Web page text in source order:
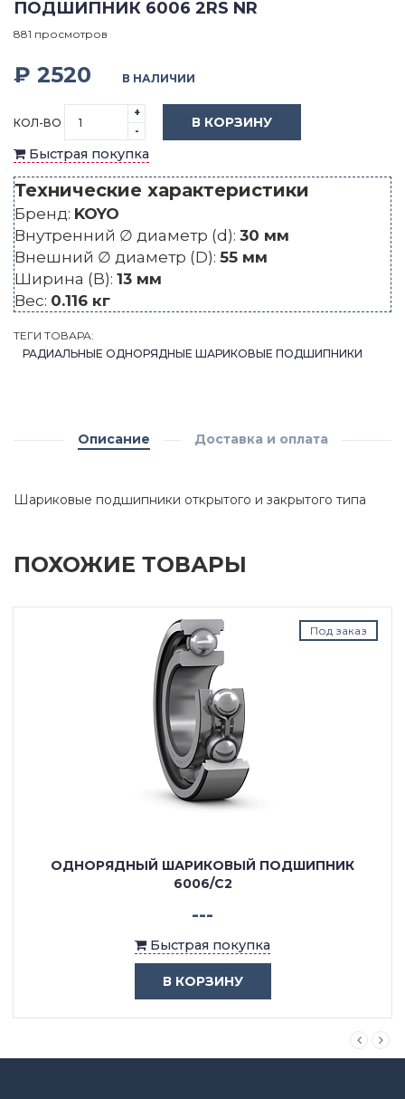
ПОДШИПНИК 6006 2RS NR
881 просмотров
₽ 2520 В НАЛИЧИИ
КОЛ-ВО
+
-
В КОРЗИНУ
Быстрая покупка
Технические характеристики
Бренд: KOYO
Внутренний ∅ диаметр (d): 30 мм
Внешний ∅ диаметр (D): 55 мм
Ширина (B): 13 мм
Вес: 0.116 кг
ТЕГИ ТОВАРА:
РАДИАЛЬНЫЕ ОДНОРЯДНЫЕ ШАРИКОВЫЕ ПОДШИПНИКИ
Описание Доставка и оплата
Шариковые подшипники открытого и закрытого типа
ПОХОЖИЕ ТОВАРЫ
Под заказ
ОДНОРЯДНЫЙ ШАРИКОВЫЙ ПОДШИПНИК
6006/C2
---
Быстрая покупка
В КОРЗИНУ